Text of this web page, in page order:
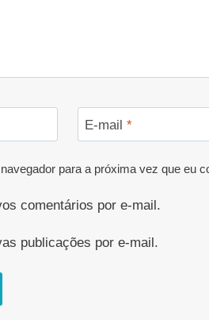
E-mail *
para a próxima vez que eu
comentários por e-mail.
publicações por e-mail.